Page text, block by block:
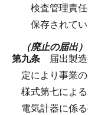
検査管理責
保存されてい
（廃止の届出）
第九条 届出製造
定により事業
様式第七によ
電気計器に係